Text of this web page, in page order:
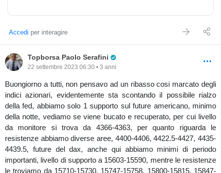
Accedi per interagire
Topborsa Paolo Serafini
22 settembre 2023 06:30 • 3 anni
Buongiorno a tutti, non pensavo ad un ribasso cosi marcato degli
indici azionari, evidentemente sta scontando il possibile rialzo
della fed, abbiamo solo 1 supporto sul future americano, minimo
della notte, vediamo se viene bucato e recuperato, per cui livello
da monitore si trova da 4366-4363, per quanto riguarda le
resistenze abbiamo diverse aree, 4400-4406, 4422.5-4427, 4435-
4439.5, future del dax, anche qui abbiamo minimi di periodo
importanti, livello di supporto a 15603-15590, mentre le resistenze
le troviamo da 15710-15730, 15747-15758, 15800-15815, 15847-